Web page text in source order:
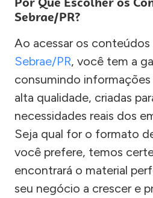
Sebrae/PR?
Ao acessar os
Sebrae/PR, você tem a
consumindo
alta qualidade, criadas
necessidades reais dos
Seja qual for o formato
você prefere, temos
encontrará o material
seu negócio a crescer e